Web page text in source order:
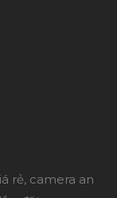
rẻ, camera an